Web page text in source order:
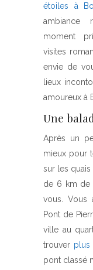
étoiles à
ambiance
moment
visites
envie de
lieux
amoureux à
Une
Après un
mieux pour
sur les
de 6 km de
vous. Vous
Pont de
ville au
trouver plus
pont classé